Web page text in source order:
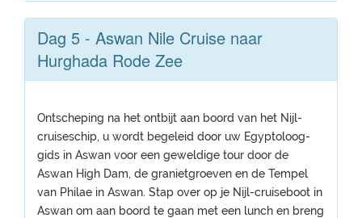
Dag 5 - Aswan Nile Cruise naar
Hurghada Rode Zee
Ontscheping na het ontbijt aan boord van het Nijl-
cruiseschip, u wordt begeleid door uw Egyptoloog-
gids in Aswan voor een geweldige tour door de
Aswan High Dam, de granietgroeven en de Tempel
van Philae in Aswan. Stap over op je Nijl-cruiseboot in
Aswan om aan boord te gaan met een lunch en breng